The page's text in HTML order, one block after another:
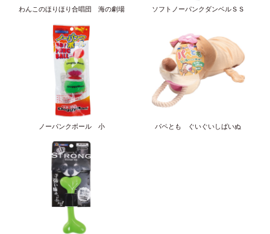
わんこのほりほり合唱団 海の劇場 ソフトノーパンクダンベルＳＳ
ノーパンクボール 小 パペとも ぐいぐいしばいぬ